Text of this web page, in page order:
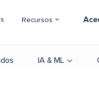
Recursos
IA & ML